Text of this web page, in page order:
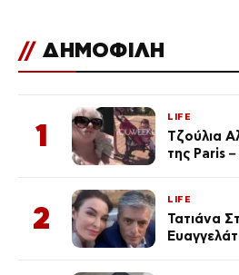
// ΔΗΜΟΦΙΛΗ
1
LIFE
Τζούλια
της Paris –
2
LIFE
Τατιάνα